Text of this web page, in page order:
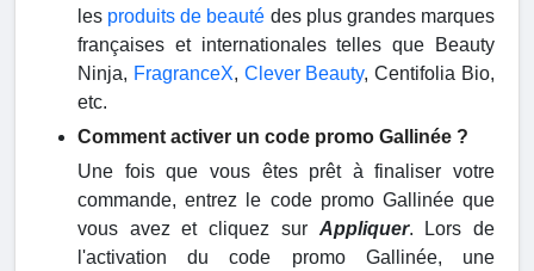
les produits de beauté des plus grandes marques
françaises et internationales telles que Beauty
Ninja, FragranceX, Clever Beauty, Centifolia Bio,
etc.
Comment activer un code promo Gallinée ?
Une fois que vous êtes prêt à finaliser votre
commande, entrez le code promo Gallinée que
vous avez et cliquez sur Appliquer. Lors de
l'activation du code promo Gallinée, une